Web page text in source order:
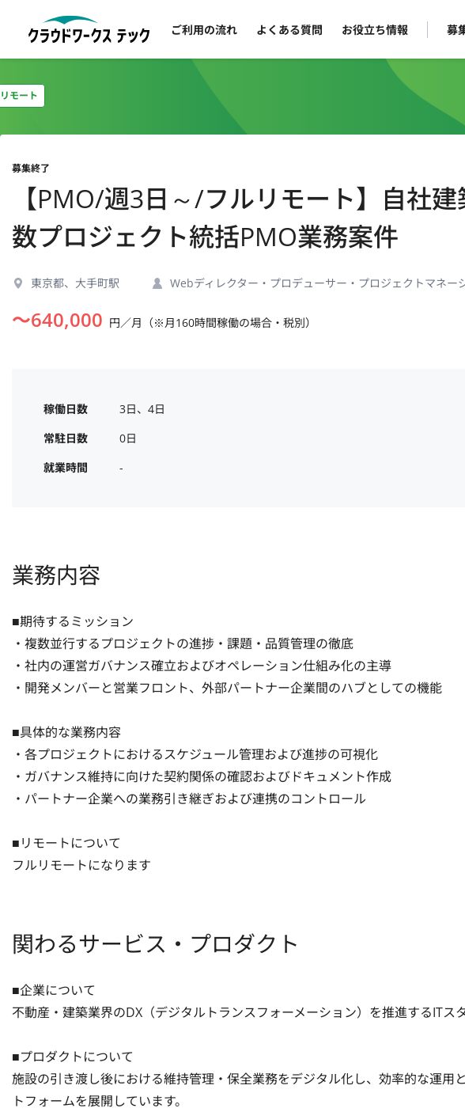
ご利用の流れ よくある質問 お役立ち情報 募
モート
募集終了
【PMO/週3日～/フルリモート】自社
数プロジェクト統括PMO業務案件
東京都、大手町駅 Webディレクター・プロデューサー・プロジェクトマネー
〜640,000 円／月（※月160時間稼働の場合・税別）
稼働日数
3日、4日
常駐日数
0日
就業時間
-
業務内容
■期待するミッション
・複数並行するプロジェクトの進捗・課題・品質管理の徹底
・社内の運営ガバナンス確立およびオペレーション仕組み化の主導
・開発メンバーと営業フロント、外部パートナー企業間のハブとしての機能
■具体的な業務内容
・各プロジェクトにおけるスケジュール管理および進捗の可視化
・ガバナンス維持に向けた契約関係の確認およびドキュメント作成
・パートナー企業への業務引き継ぎおよび連携のコントロール
■リモートについて
フルリモートになります
関わるサービス・プロダクト
■企業について
不動産・建築業界のDX（デジタルトランスフォーメーション）を推進するITス
■プロダクトについて
施設の引き渡し後における維持管理・保全業務をデジタル化し、効率的な運用
トフォームを展開しています。